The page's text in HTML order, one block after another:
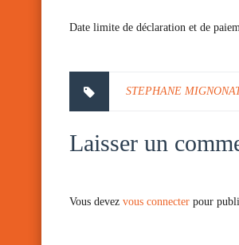
Date limite de déclaration et de
STEPHANE
Laisser un
Vous devez vous connecter pour